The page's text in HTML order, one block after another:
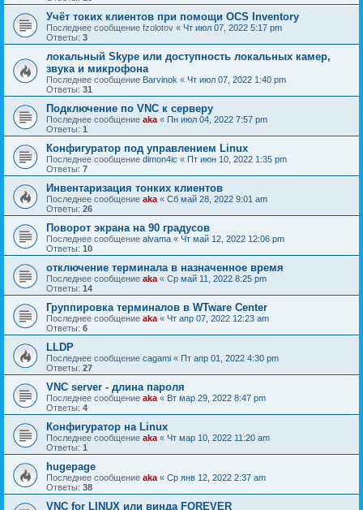
Учёт токих клиентов при помощи OCS Inventory
Последнее сообщение fzolotov « Чт июл 07, 2022 5:17 pm
Ответы: 3
локальный Skype или доступность локальных камер,
звука и микрофона
Последнее сообщение Barvinok « Чт июл 07, 2022 1:40 pm
Ответы: 31
Подключение по VNC к серверу
Последнее сообщение aka « Пн июл 04, 2022 7:57 pm
Ответы: 1
Конфигуратор под управлением Linux
Последнее сообщение dimon4ic « Пт июн 10, 2022 1:35 pm
Ответы: 7
Инвентаризация тонких клиентов
Последнее сообщение aka « Сб май 28, 2022 9:01 am
Ответы: 26
Поворот экрана на 90 градусов
Последнее сообщение alvama « Чт май 12, 2022 12:06 pm
Ответы: 10
отключение терминала в назначенное время
Последнее сообщение aka « Ср май 11, 2022 8:25 pm
Ответы: 14
Группировка терминалов в WTware Center
Последнее сообщение aka « Чт апр 07, 2022 12:23 am
Ответы: 6
LLDP
Последнее сообщение cagami « Пт апр 01, 2022 4:30 pm
Ответы: 27
VNC server - длина пароля
Последнее сообщение aka « Вт мар 29, 2022 8:47 pm
Ответы: 4
Конфигуратор на Linux
Последнее сообщение aka « Чт мар 10, 2022 11:20 am
Ответы: 1
hugepage
Последнее сообщение aka « Ср янв 12, 2022 2:37 am
Ответы: 38
VNC for LINUX или винда FOREVER